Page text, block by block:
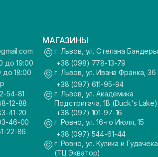
до 19:00
до 18:00
54-81
12-88
41-20
46-00
22-86
МАГАЗИНЫ
г. Львов, ул. Степана
+38 (098) 778-13-79
г. Львов, ул. Ивана Франка, 36
+38 (097) 611-95-94
г. Львов, ул. Академика
Подстригача, 1В (Duck's Lake)
+38 (097) 101-97-16
г. Ровно, ул. 16-го Июля, 15
+38 (097) 544-61-44
г. Ровно, ул. Кулика и
(ТЦ Экватор)